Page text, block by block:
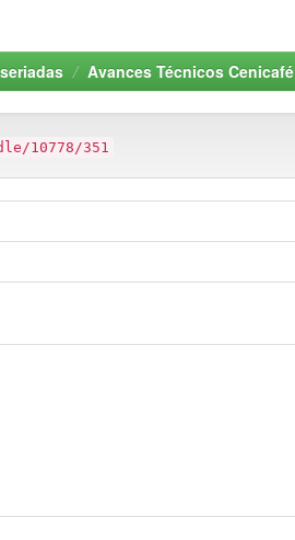
Avances Técnicos Cenicafé
10778/351